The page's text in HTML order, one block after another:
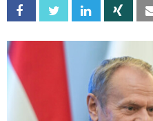
Facebook Twitter Linkedin Xing